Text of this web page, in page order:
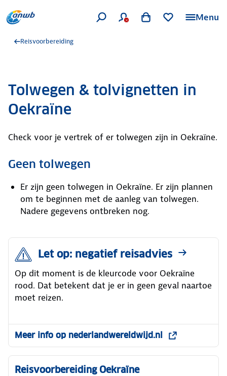
Menu
Reisvoorbereiding
Tolwegen & tolvignetten in
Oekraïne
Check voor je vertrek of er tolwegen zijn in Oekraïne.
Geen tolwegen
Er zijn geen tolwegen in Oekraïne. Er zijn plannen
om te beginnen met de aanleg van tolwegen.
Nadere gegevens ontbreken nog.
Let op: negatief reisadvies
Op dit moment is de kleurcode voor Oekraïne
rood. Dat betekent dat je er in geen geval naartoe
moet reizen.
Meer info op nederlandwereldwijd.nl
Reisvoorbereiding Oekraïne